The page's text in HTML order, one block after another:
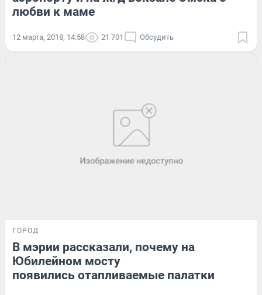
любви к маме
12 марта, 2018, 14:58 21 701 Обсудить
ГОРОД
В мэрии рассказали, почему на
Юбилейном мосту
появились отапливаемые палатки